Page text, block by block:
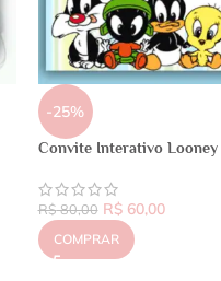
-25%
Convite Interativo Looney
R$80,00 R$60,00
COMPRAR